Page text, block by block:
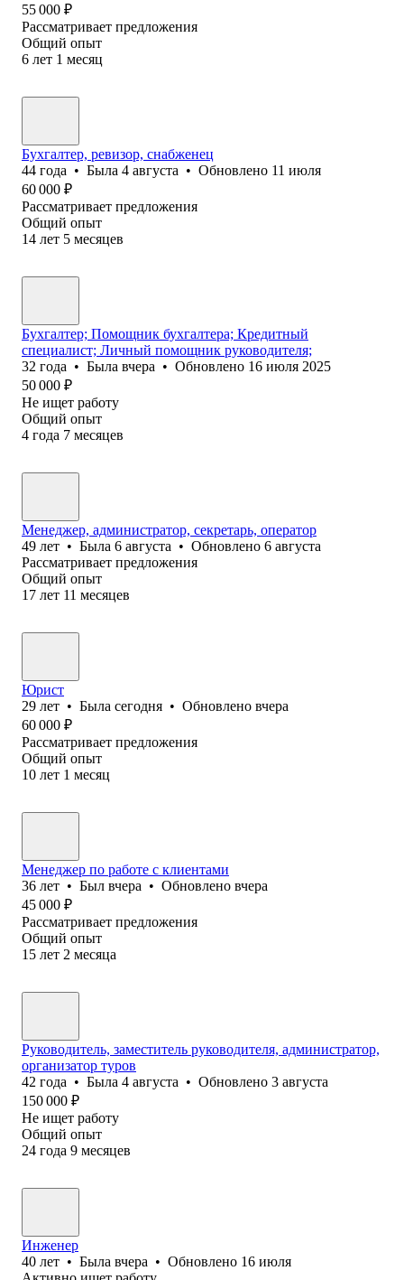
55 000 ₽
Рассматривает предложения
Общий опыт
6 лет 1 месяц
Бухгалтер, ревизор, снабженец
44 года • Была 4 августа • Обновлено 11 июля
60 000 ₽
Рассматривает предложения
Общий опыт
14 лет 5 месяцев
Бухгалтер; Помощник бухгалтера; Кредитный
специалист; Личный помощник руководителя;
32 года • Была вчера • Обновлено 16 июля 2025
50 000 ₽
Не ищет работу
Общий опыт
4 года 7 месяцев
Менеджер, администратор, секретарь, оператор
49 лет • Была 6 августа • Обновлено 6 августа
Рассматривает предложения
Общий опыт
17 лет 11 месяцев
Юрист
29 лет • Была сегодня • Обновлено вчера
60 000 ₽
Рассматривает предложения
Общий опыт
10 лет 1 месяц
Менеджер по работе с клиентами
36 лет • Был вчера • Обновлено вчера
45 000 ₽
Рассматривает предложения
Общий опыт
15 лет 2 месяца
Руководитель, заместитель руководителя, администратор,
организатор туров
42 года • Была 4 августа • Обновлено 3 августа
150 000 ₽
Не ищет работу
Общий опыт
24 года 9 месяцев
Инженер
40 лет • Была вчера • Обновлено 16 июля